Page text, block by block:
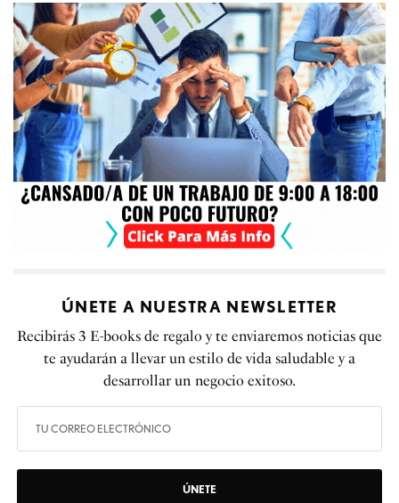
ÚNETE A NUESTRA NEWSLETTER
Recibirás 3 E-books de regalo y te enviaremos noticias que
te ayudarán a llevar un estilo de vida saludable y a
desarrollar un negocio exitoso.
ÚNETE